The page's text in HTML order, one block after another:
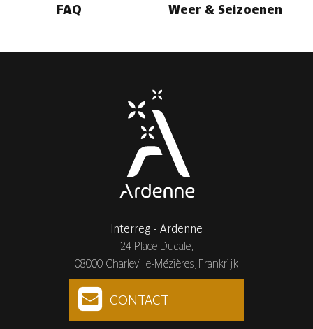
FAQ Weer & Seizoenen
Interreg - Ardenne
24 Place Ducale,
08000 Charleville-Mézières, Frankrijk
CONTACT